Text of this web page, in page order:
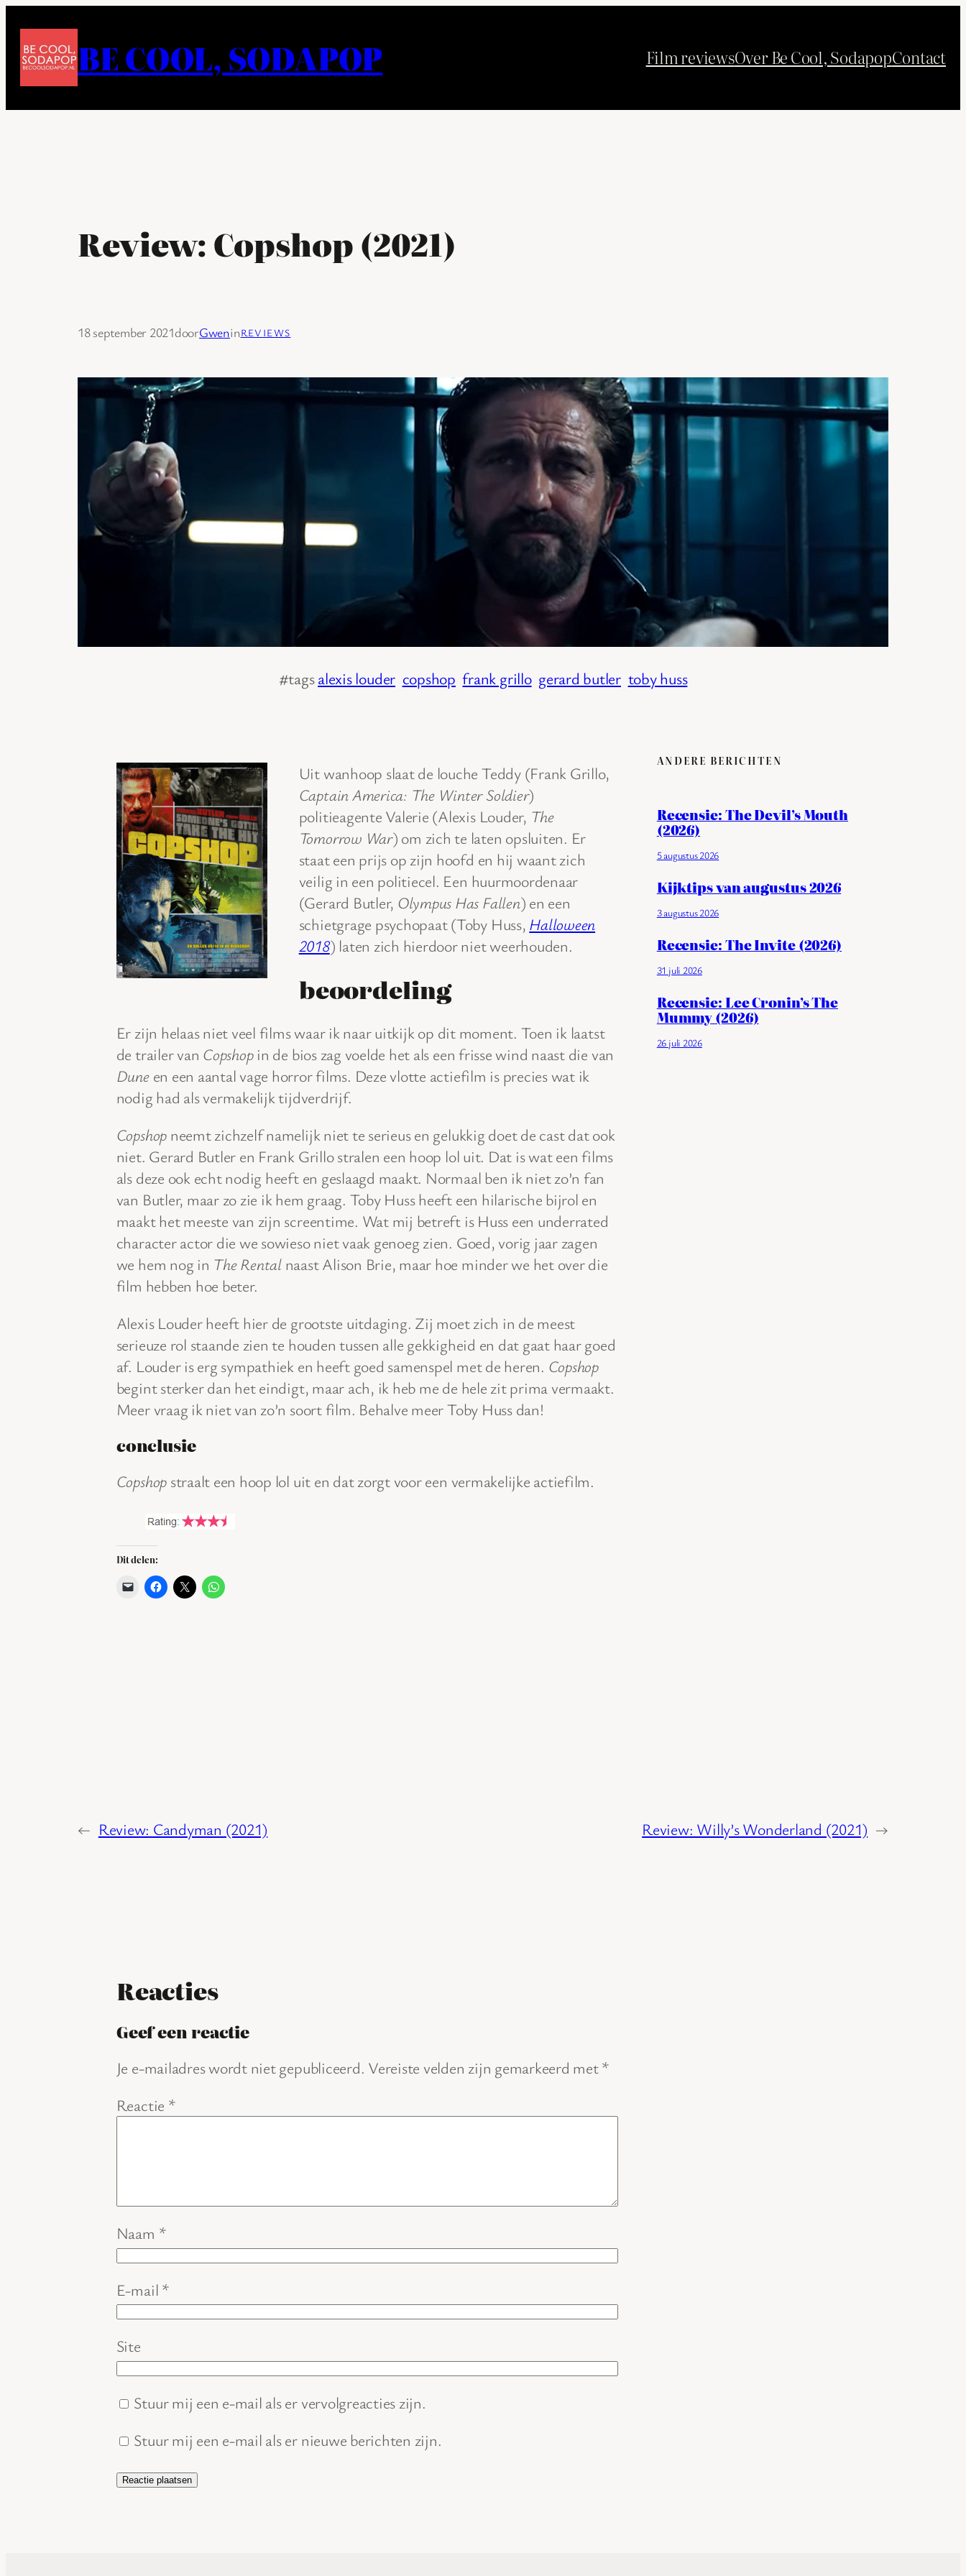
de
BE COOL, SODAPOP Film reviewsOver Be Cool, SodapopContact
Review: Copshop (2021)
18 september 2021doorGweninREVIEWS
#tagsalexis louder copshop frank grillo gerard butler toby huss
Uit wanhoop slaat de louche Teddy (Frank Grillo,
Captain America: The Winter Soldier)
politieagente Valerie (Alexis Louder, The
Tomorrow War) om zich te laten opsluiten. Er
staat een prijs op zijn hoofd en hij waant zich
veilig in een politiecel. Een huurmoordenaar
(Gerard Butler, Olympus Has Fallen) en een
schietgrage psychopaat (Toby Huss, Halloween
2018) laten zich hierdoor niet weerhouden.
beoordeling
Er zijn helaas niet veel films waar ik naar uitkijk op dit moment. Toen ik laatst
de trailer van Copshopin de bios zag voelde het als een frisse wind naast die van
Duneen een aantal vage horror films. Deze vlotte actiefilm is precies wat ik
nodig had als vermakelijk tijdverdrijf.
Copshop neemt zichzelf namelijk niet te serieus en gelukkig doet de cast dat ook
niet. Gerard Butler en Frank Grillo stralen een hoop lol uit. Dat is wat een films
als deze ook echt nodig heeft en geslaagd maakt. Normaal ben ik niet zo’n fan
van Butler, maar zo zie ik hem graag. Toby Huss heeft een hilarische bijrol en
maakt het meeste van zijn screentime. Wat mij betreft is Huss een underrated
character actor die we sowieso niet vaak genoeg zien. Goed, vorig jaar zagen
we hem nog in The Rentalnaast Alison Brie, maar hoe minder we het over die
film hebben hoe beter.
Alexis Louder heeft hier de grootste uitdaging. Zij moet zich in de meest
serieuze rol staande zien te houden tussen alle gekkigheid en dat gaat haar goed
af. Louder is erg sympathiek en heeft goed samenspel met de heren. Copshop
begint sterker dan het eindigt, maar ach, ik heb me de hele zit prima vermaakt.
Meer vraag ik niet van zo’n soort film. Behalve meer Toby Huss dan!
conclusie
Copshop straalt een hoop lol uit en dat zorgt voor een vermakelijke actiefilm.
Dit delen:
ANDERE BERICHTEN
Recensie: The Devil’s Mouth
(2026)
5 augustus 2026
Kijktips van augustus 2026
3 augustus 2026
Recensie: The Invite (2026)
31 juli 2026
Recensie: Lee Cronin’s The
Mummy (2026)
26 juli 2026
← Review: Candyman (2021) Review: Willy’s Wonderland (2021) →
Reacties
Geef een reactie
Je e-mailadres wordt niet gepubliceerd. Vereiste velden zijn gemarkeerd met*
Reactie *
Naam *
E-mail *
Site
Stuur mij een e-mail als er vervolgreacties zijn.
Stuur mij een e-mail als er nieuwe berichten zijn.